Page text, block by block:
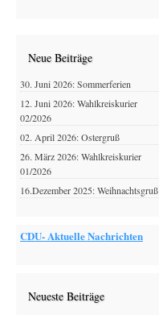
Neue Beiträge
30. Juni 2026: Sommerferien
12. Juni 2026: Wahlkreiskurier
02/2026
02. April 2026: Ostergruß
26. März 2026: Wahlkreiskurier
01/2026
16.Dezember 2025: Weihnachtsgruß
CDU- Aktuelle Nachrichten
Neueste Beiträge